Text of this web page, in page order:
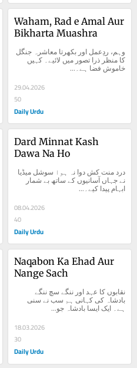
Waham, Rad e Amal Aur
Bikharta Muashra
خاموش فضا ہے۔...
29.04.2026
50
Daily Urdu
Dard Minnat Kash
Dawa Na Ho
نے جہاں آسانیوں کے ساتھ بے شمار
ابہام پیدا کیے۔...
08.04.2026
40
Daily Urdu
Naqabon Ka Ehad Aur
Nange Sach
ہے۔ ایک ایسا بادشاہ جو...
18.03.2026
30
Daily Urdu